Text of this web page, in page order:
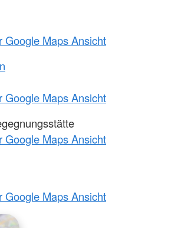
Google Maps Ansicht
Google Maps Ansicht
Google Maps Ansicht
Google Maps Ansicht